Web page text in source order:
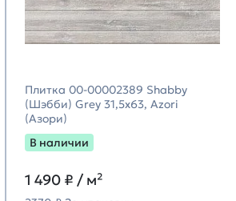
Плитка 00-00002389 Shabby
(Шэбби) Grey 31,5х63, Azori
(Азори)
В наличии
1 490 ₽ / м²